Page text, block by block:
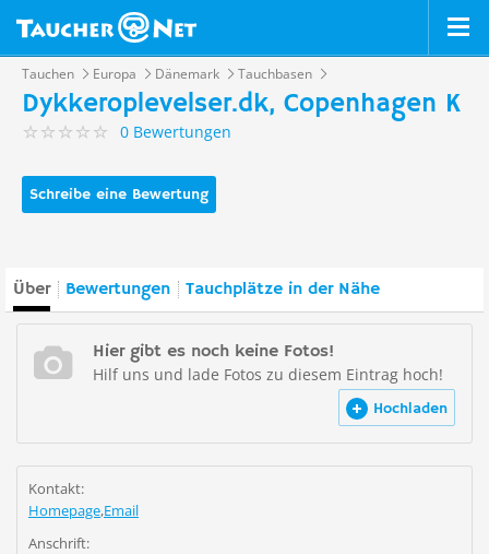
Tauchen Europa Dänemark Tauchbasen
Dykkeroplevelser.dk, Copenhagen K
0 Bewertungen
Schreibe eine Bewertung
Über Bewertungen Tauchplätze in der Nähe
Hier gibt es noch keine Fotos!
Hilf uns und lade Fotos zu diesem Eintrag hoch!
Hochladen
Kontakt:
Homepage,Email
Anschrift: